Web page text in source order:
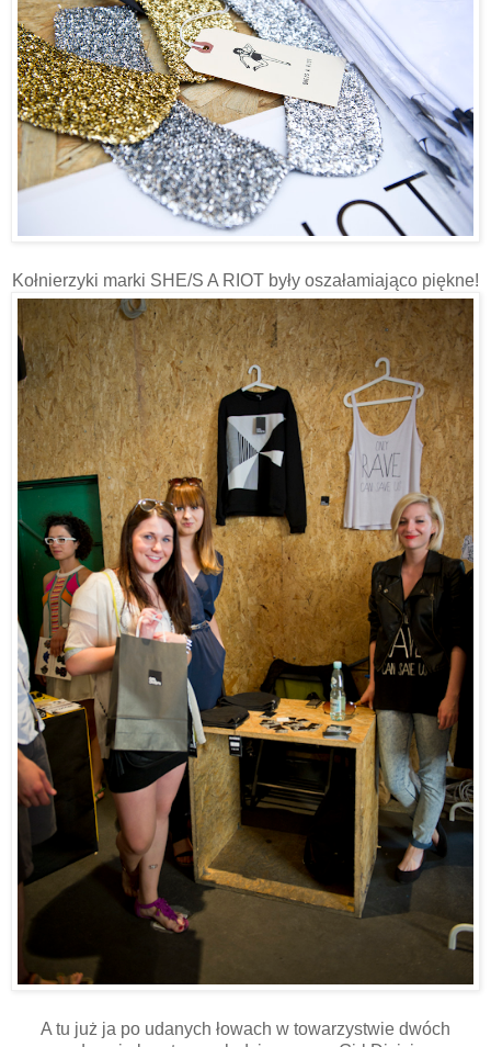
Kołnierzyki marki SHE/S A RIOT były oszałamiająco piękne!
A tu już ja po udanych łowach w towarzystwie dwóch